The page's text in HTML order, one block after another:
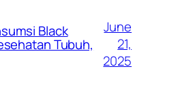
Black
Tubuh,
June
21,
2025